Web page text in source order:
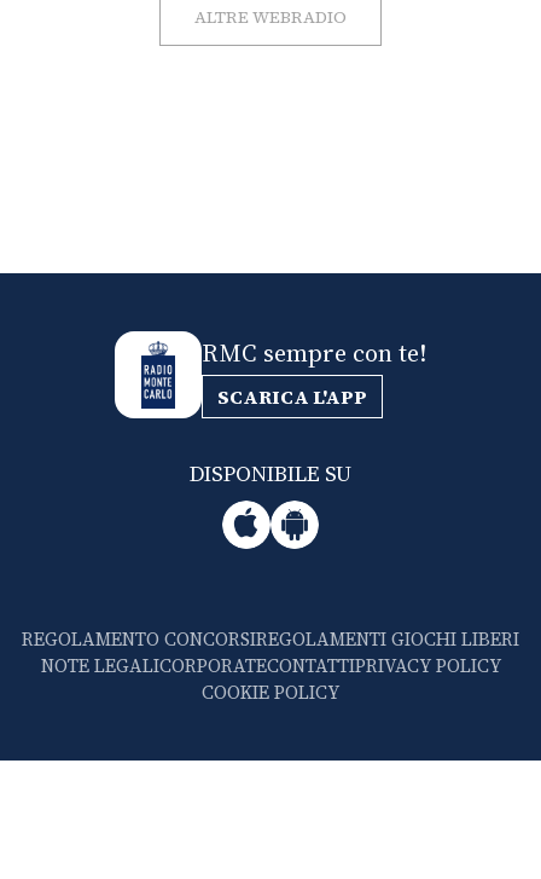
ALTRE WEBRADIO
RMC sempre con te!
SCARICA L'APP
DISPONIBILE SU
REGOLAMENTO CONCORSIREGOLAMENTI GIOCHI LIBERI
NOTE LEGALICORPORATECONTATTIPRIVACY POLICY
COOKIE POLICY